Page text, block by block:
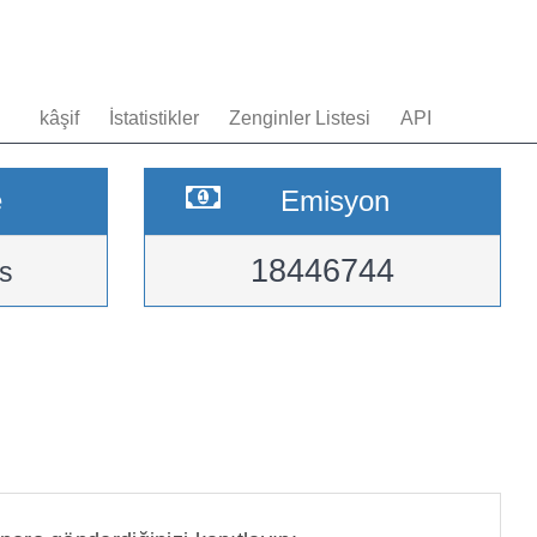
kâşif İstatistikler Zenginler Listesi API
Emisyon
18446744